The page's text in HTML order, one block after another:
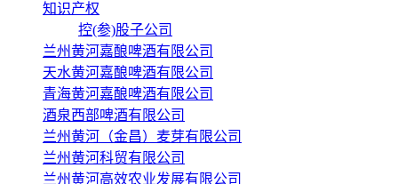
知识产权
控(参)股子公司
兰州黄河嘉酿啤酒有限公司
天水黄河嘉酿啤酒有限公司
青海黄河嘉酿啤酒有限公司
酒泉西部啤酒有限公司
兰州黄河（金昌）麦芽有限公司
兰州黄河科贸有限公司
兰州黄河高效农业发展有限公司